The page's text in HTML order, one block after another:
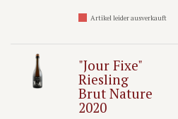
Artikel leider ausverkauft
"Jour Fixe"
Riesling
Brut Nature
2020